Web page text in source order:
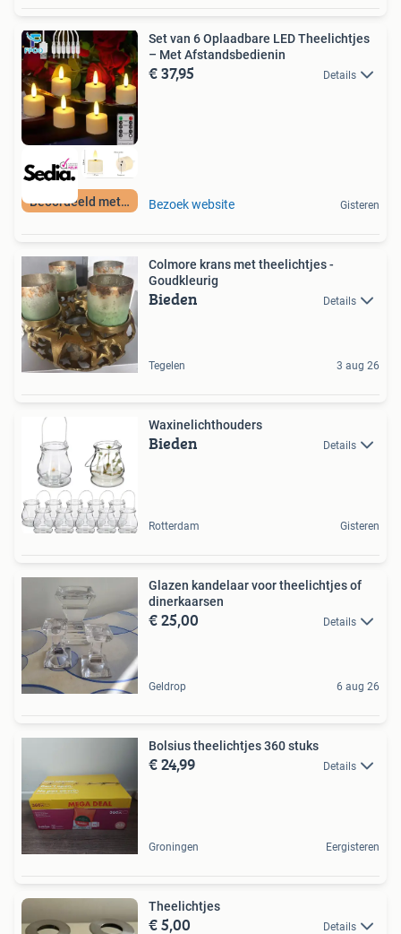
Beoordeeld met 9+
Set van 6 Oplaadbare LED Theelichtjes
– Met Afstandsbedienin
€ 37,95 Details
Bezoek website Gisteren
Colmore krans met theelichtjes -
Goudkleurig
Bieden Details
Tegelen 3 aug 26
Waxinelichthouders
Bieden Details
Rotterdam Gisteren
Glazen kandelaar voor theelichtjes of
dinerkaarsen
€ 25,00 Details
Geldrop 6 aug 26
Bolsius theelichtjes 360 stuks
€ 24,99 Details
Groningen Eergisteren
Theelichtjes
€ 5,00 Details